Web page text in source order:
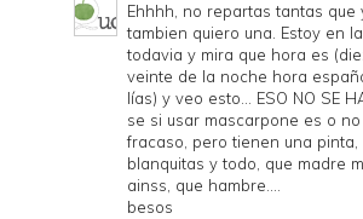
Ehhhh, no repartas tantas que
tambien quiero una. Estoy en
todavia y mira que hora es
veinte de la noche hora
lías) y veo esto... ESO NO SE
se si usar mascarpone es o no
fracaso, pero tienen una pinta,
blanquitas y todo, que madre
ainss, que hambre....
besos